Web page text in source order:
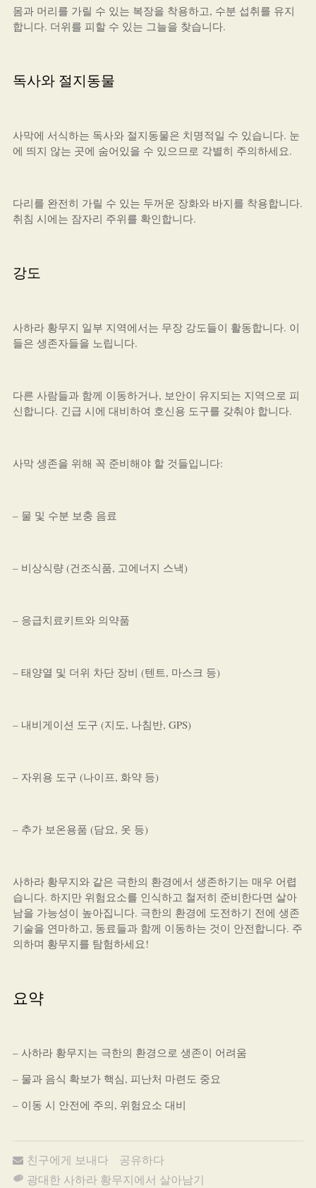
몸과 머리를 가릴 수 있는 복장을 착용하고, 수분 섭취를 유지
합니다. 더위를 피할 수 있는 그늘을 찾습니다.
독사와 절지동물
사막에 서식하는 독사와 절지동물은 치명적일 수 있습니다. 눈
에 띄지 않는 곳에 숨어있을 수 있으므로 각별히 주의하세요.
다리를 완전히 가릴 수 있는 두꺼운 장화와 바지를 착용합니다.
취침 시에는 잠자리 주위를 확인합니다.
강도
사하라 황무지 일부 지역에서는 무장 강도들이 활동합니다. 이
들은 생존자들을 노립니다.
다른 사람들과 함께 이동하거나, 보안이 유지되는 지역으로 피
신합니다. 긴급 시에 대비하여 호신용 도구를 갖춰야 합니다.
사막 생존을 위해 꼭 준비해야 할 것들입니다:
– 물 및 수분 보충 음료
– 비상식량 (건조식품, 고에너지 스낵)
– 응급치료키트와 의약품
– 태양열 및 더위 차단 장비 (텐트, 마스크 등)
– 내비게이션 도구 (지도, 나침반, GPS)
– 자위용 도구 (나이프, 화약 등)
– 추가 보온용품 (담요, 옷 등)
사하라 황무지와 같은 극한의 환경에서 생존하기는 매우 어렵
습니다. 하지만 위험요소를 인식하고 철저히 준비한다면 살아
남을 가능성이 높아집니다. 극한의 환경에 도전하기 전에 생존
기술을 연마하고, 동료들과 함께 이동하는 것이 안전합니다. 주
의하며 황무지를 탐험하세요!
요약
– 사하라 황무지는 극한의 환경으로 생존이 어려움
– 물과 음식 확보가 핵심, 피난처 마련도 중요
– 이동 시 안전에 주의, 위험요소 대비
친구에게 보내다
공유하다
광대한 사하라 황무지에서 살아남기